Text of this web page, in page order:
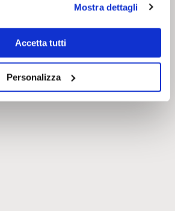
Mostra dettagli
Accetta tutti
Personalizza